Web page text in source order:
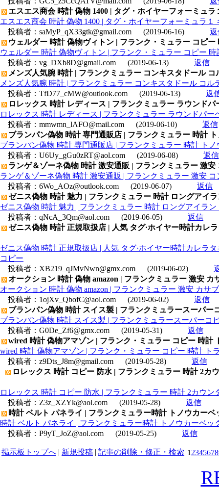
エスエス商会 時計 偽物 1400 | タグ・ホイヤーフォーミュ
エスエス商会 時計 偽物 1400 | タグ・ホイヤーフォーミュラ
投稿者： saMyP_qX33gtk@gmail.com (2019-06-16)
返
ウェルダー 時計 偽物ヴィトン | フランク・ミュラー コピ
ウェルダー 時計 偽物ヴィトン | フランク・ミュラー コピー
投稿者： vg_DXb8D@gmail.com (2019-06-13)
返信
メンズ人気腕 時計 | フランクミュラー コンキスタドール コ
メンズ人気腕 時計 | フランクミュラー コンキスタドール コル
投稿者： TfD77_cMW@outlook.com (2019-06-13)
返
ロレックス 時計 レディース | フランクミュラー ラウンド
ロレックス 時計 レディース | フランクミュラー ラウンドパ
投稿者： mmwmn_lAFO@mail.com (2019-06-10)
返信
ブランパン偽物 時計 専門通販店 | フランクミュラー 時計
ブランパン偽物 時計 専門通販店 | フランクミュラー 時計 ト
投稿者： U6Uy_gGu0zRT@aol.com (2019-06-08)
返信
ランゲ＆ゾーネ偽物 時計 激安通販 | フランクミュラー 激安
ランゲ＆ゾーネ偽物 時計 激安通販 | フランクミュラー 激安 コ
投稿者： 6Wo_AOz@outlook.com (2019-06-07)
返信
ゼニス偽物 時計 魅力 | フランクミュラー 時計 ロングアイ
ゼニス偽物 時計 魅力 | フランクミュラー 時計 ロングアイラ
投稿者： qNcA_3Qm@aol.com (2019-06-05)
返信
ゼニス偽物 時計 正規取扱店 | 人気 タグ·ホイヤー時計カレ
ゼニス偽物 時計 正規取扱店 | 人気 タグ·ホイヤー時計カレラ
コピー
投稿者： XB219_qJMvNwn@gmx.com (2019-06-02)
オークション 時計 偽物 amazon | フランクミュラー 激安
オークション 時計 偽物 amazon | フランクミュラー 激安 カサ
投稿者： 1ojXv_QbofC@aol.com (2019-06-02)
返信
ブランパン偽物 時計 スイス製 | フランクミュラースーパー
ブランパン偽物 時計 スイス製 | フランクミュラースーパーコ
投稿者： G0De_Zf6@gmx.com (2019-05-31)
返信
wired 時計 偽物アマゾン | フランク・ミュラー コピー 時計
wired 時計 偽物アマゾン | フランク・ミュラー コピー 時計 ト
投稿者： z9Dts_J8m@gmail.com (2019-05-28)
返信
ロレックス 時計 コピー 防水 | フランクミュラー 時計 2カ
ロレックス 時計 コピー 防水 | フランクミュラー 時計 2カウ
投稿者： Z3z_XZYk@aol.com (2019-05-28)
返信
時計 ベルト パネライ | フランクミュラー時計 トノウカー
時計 ベルト パネライ | フランクミュラー時計 トノウカーベ
投稿者： P9yT_JoZ@aol.com (2019-05-25) 返信
掲示板トップへ | 新規投稿 | 記事の削除・修正・検索 1 2345678